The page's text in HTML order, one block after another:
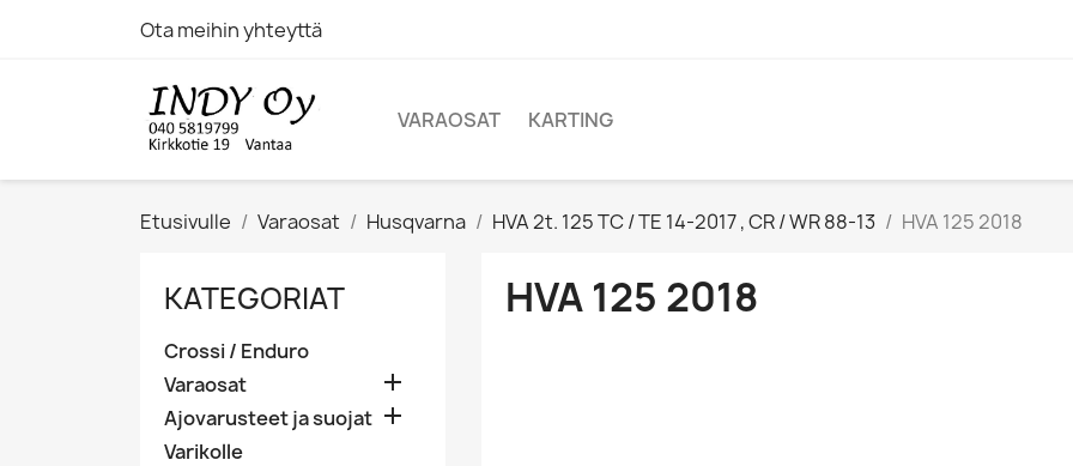
Ota meihin yhteyttä
VARAOSAT KARTING
Etusivulle Varaosat Husqvarna HVA 2t. 125 TC / TE 14-2017 , CR / WR 88-13 HVA 125 2018
KATEGORIAT
Crossi / Enduro
Varaosat

Ajovarusteet ja suojat 
Varikolle
HVA 125 2018